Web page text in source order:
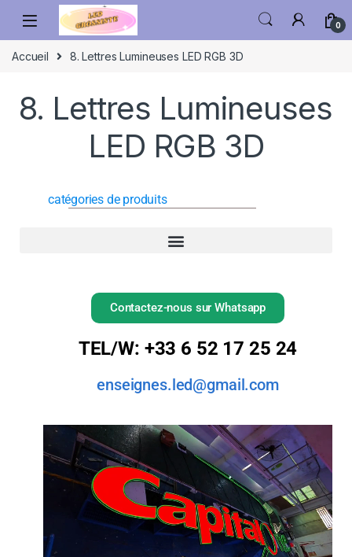
0
Accueil 8. Lettres Lumineuses LED RGB 3D
8. Lettres Lumineuses
LED RGB 3D
catégories de produits
Contactez-nous sur Whatsapp
TEL/W: +33 6 52 17 25 24
enseignes.led@gmail.com